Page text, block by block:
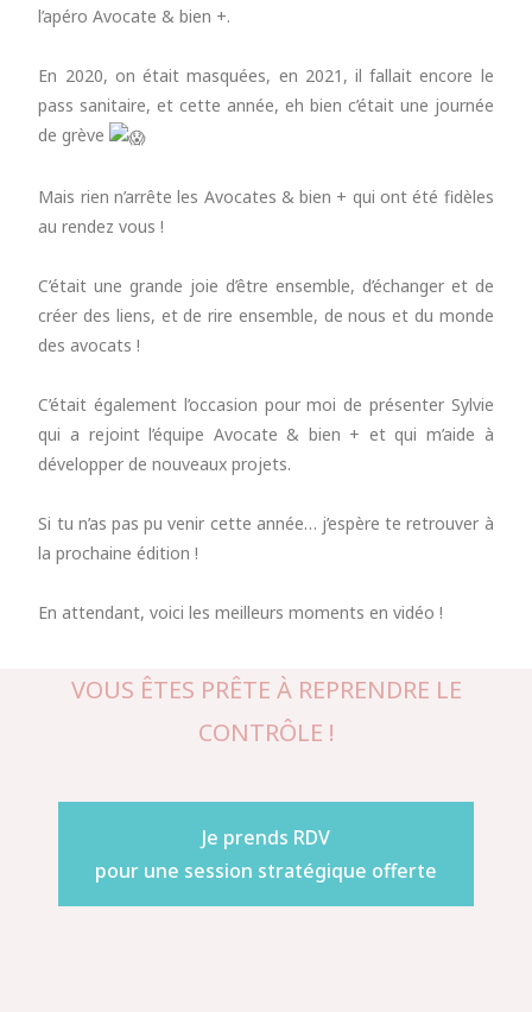
l’apéro Avocate & bien +.
En 2020, on était masquées, en 2021, il fallait encore le
pass sanitaire, et cette année, eh bien c’était une journée
de grève
Mais rien n’arrête les Avocates & bien + qui ont été fidèles
au rendez vous !
C’était une grande joie d’être ensemble, d’échanger et de
créer des liens, et de rire ensemble, de nous et du monde
des avocats !
C’était également l’occasion pour moi de présenter Sylvie
qui a rejoint l’équipe Avocate & bien + et qui m’aide à
développer de nouveaux projets.
Si tu n’as pas pu venir cette année… j’espère te retrouver à
la prochaine édition !
En attendant, voici les meilleurs moments en vidéo !
VOUS ÊTES PRÊTE À REPRENDRE LE
CONTRÔLE !
Je prends RDV
pour une session stratégique offerte